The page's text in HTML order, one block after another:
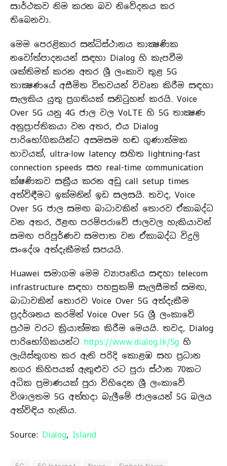
සාර්ථකව නිම කරන බව නිවේදනය කර
තිබෙනවා.
මෙම පෙරළිකාර සන්ධිස්ථානය තාක්‍ෂණික
නවෝත්පාදනයන් සඳහා Dialog හි කැපවීම
ශක්තිමත් කරන අතර ශ්‍රී ලංකාව තුළ 5G
තාක්‍ෂණයේ අසීමිත විභවයන් විවෘත කිරීම සඳහා
සැලකිය යුතු ප්‍රගතියක් සනිටුහන් කරයි. Voice
Over 5G යනු 4G ජාල වල VoLTE හි 5G තාක්‍ෂණ
අනුප්‍රාප්තිකයා වන අතර, එය Dialog
පාරිභෝගිකයින්ට අසමසම හඬ ගුණාත්මක
භාවයක්, ultra-low latency සහිත lightning-fast
connection speeds සහ real-time communication
ක්ෂණිකව සක්‍රීය කරන අඩු call setup times
අත්විඳීමට ඉක්මනින් ඉඩ සලසයි. තවද, Voice
Over 5G ජාල සමඟ බාධාවකින් තොරව ඒකාබද්ධ
වන අතර, ඊළඟ පරම්පරාවේ ජාලවල හැකියාවන්
සමඟ පරිපූර්ණව සමපාත වන ඒකාබද්ධ විදුලි
සංදේශ අත්දැකීමක් සපයයි.
Huawei සමාගම මෙම ව්‍යාපෘතිය සඳහා telecom
infrastructure සඳහා පහසුකම් සැලසීමත් සමඟ,
බාධාවකින් තොරව Voice Over 5G අත්දැකීම
ප්‍රදර්ශනය කරමින් Voice Over 5G ශ්‍රී ලංකාවේ
ප්‍රථම වරට ක්‍රියාත්මක කිරීම මෙයයි. තවද, Dialog
පාරිභෝගිකයන්ට https://www.dialog.lk/5g හි
ලැයිස්තුගත කර ඇති පරිදි කොළඹ සහ ප්‍රධාන
නගර කිහිපයක් ඇතුළුව රට පුරා ස්ථාන 70කට
අධික ප්‍රමාණයක් පුරා විහිදෙන ශ්‍රී ලංකාවේ
විශාලතම 5G අත්හදා බැලීමේ ජාලයෙන් 5G බලය
අත්විඳිය හැකිය.
Source: Dialog, Island